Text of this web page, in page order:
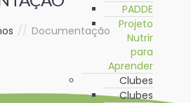
PADDE
Projeto
Nutrir
para
Aprender
Clubes
Clubes
// Documentação